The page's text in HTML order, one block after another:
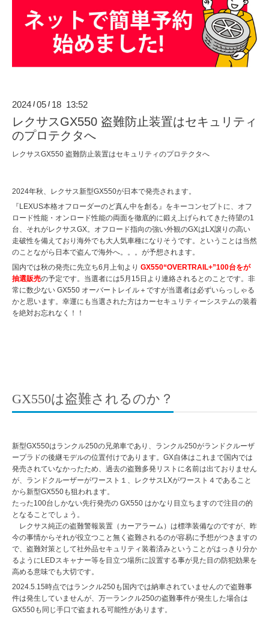
2024 /05 / 18 13:52
レクサスGX550 盗難防止装置はセキュリティ
のプロテクタへ
レクサスGX550 盗難防止装置はセキュリティのプロテクタへ
2024年秋、レクサス新型GX550が日本で発売されます。
『LEXUS本格オフローダーのど真ん中を創る』をキーコンセプトに、オフ
ロード性能・オンロード性能の両面を徹底的に鍛え上げられてきた待望の1
台、それがレクサスGX。オフロード指向の強い外観のGXはLX譲りの高い
走破性を備えており海外でも大人気車種になりそうです。ということは当然
のことながら日本で盗んで海外へ。。。が予想されます。
国内では秋の発売に先立ち6月上旬より GX550“OVERTRAIL+”100台をが
抽選販売の予定です。当選者には5月15日より連絡されるとのことです。非
常に数少ない GX550 オーバートレイル＋ですが当選者は必ずいらっしゃる
かと思います。幸運にも当選された方はカーセキュリティーシステムの装着
を絶対お忘れなく！！
GX550は盗難されるのか？
新型GX550はランクル250の兄弟車であり、ランクル250がランドクルーザ
ープラドの後継モデルの位置付けであります。GX自体はこれまで国内では
発売されていなかったため、過去の盗難多発リストに名前は出ておりません
が、ランドクルーザーがワースト１、レクサスLXがワースト４であること
から新型GX550も狙われます。
たった100台しかない先行発売の GX550 はかなり目立ちますので注目の的
となることでしょう。
レクサス純正の盗難警報装置（カーアラーム）は標準装備なのですが、昨
今の事情からそれが役立つこと無く盗難されるのが容易に予想がつきますの
で、盗難対策として社外品セキュリティ装着済みということがはっきり分か
るようにLEDスキャナー等を目立つ場所に設置する事が見た目の防犯効果を
高める意味でも大切です。
2024.5.15時点ではランクル250も国内では納車されていませんので盗難事
件は発生していませんが、万一ランクル250の盗難事件が発生した場合は
GX550も同じ手口で盗まれる可能性があります。